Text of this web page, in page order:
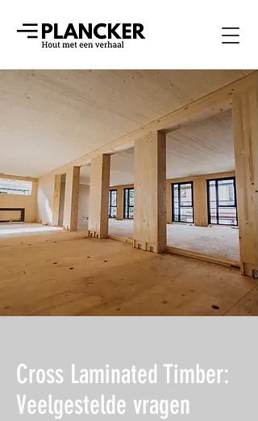
Cross Laminated Timber:
Veelgestelde vragen